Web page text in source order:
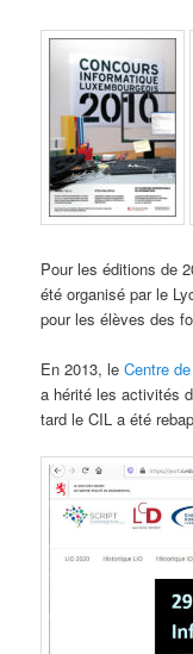
Pour les éditions de
été organisé par le
pour les élèves des
En 2013, leCentre
a hérité les activités
tard le CIL a été